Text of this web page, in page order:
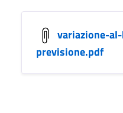
variazione-
previsione.pdf